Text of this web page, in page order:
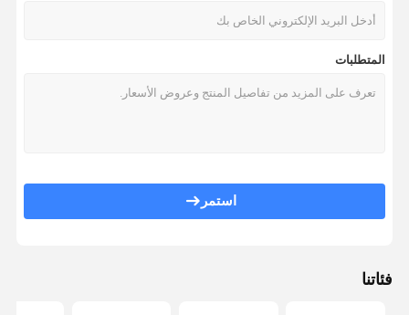
المتطلبات
استمر
فئاتنا